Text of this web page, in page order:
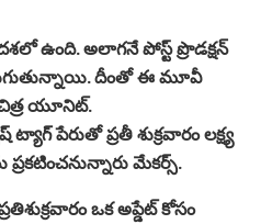
ఉంది. అలాగ‌నే పోస్ట్ ప్రొడక్షన్
దీంతో ఈ మూవీ
చిత్ర యూనిట్‌.
పేరుతో ప్ర‌తీ శుక్ర‌వారం ల‌క్ష్య
ప్ర‌క‌టించ‌నున్నారు మేక‌ర్స్.
ఒక అప్డేట్ కోసం